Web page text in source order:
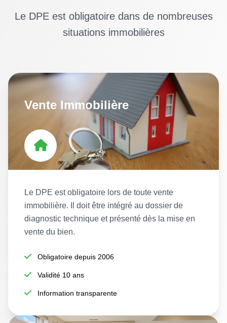
Le DPE est obligatoire dans de nombreuses
situations immobilières
Vente Immobilière
Le DPE est obligatoire lors de toute vente
immobilière. Il doit être intégré au dossier de
diagnostic technique et présenté dès la mise en
vente du bien.
Obligatoire depuis 2006
Validité 10 ans
Information transparente